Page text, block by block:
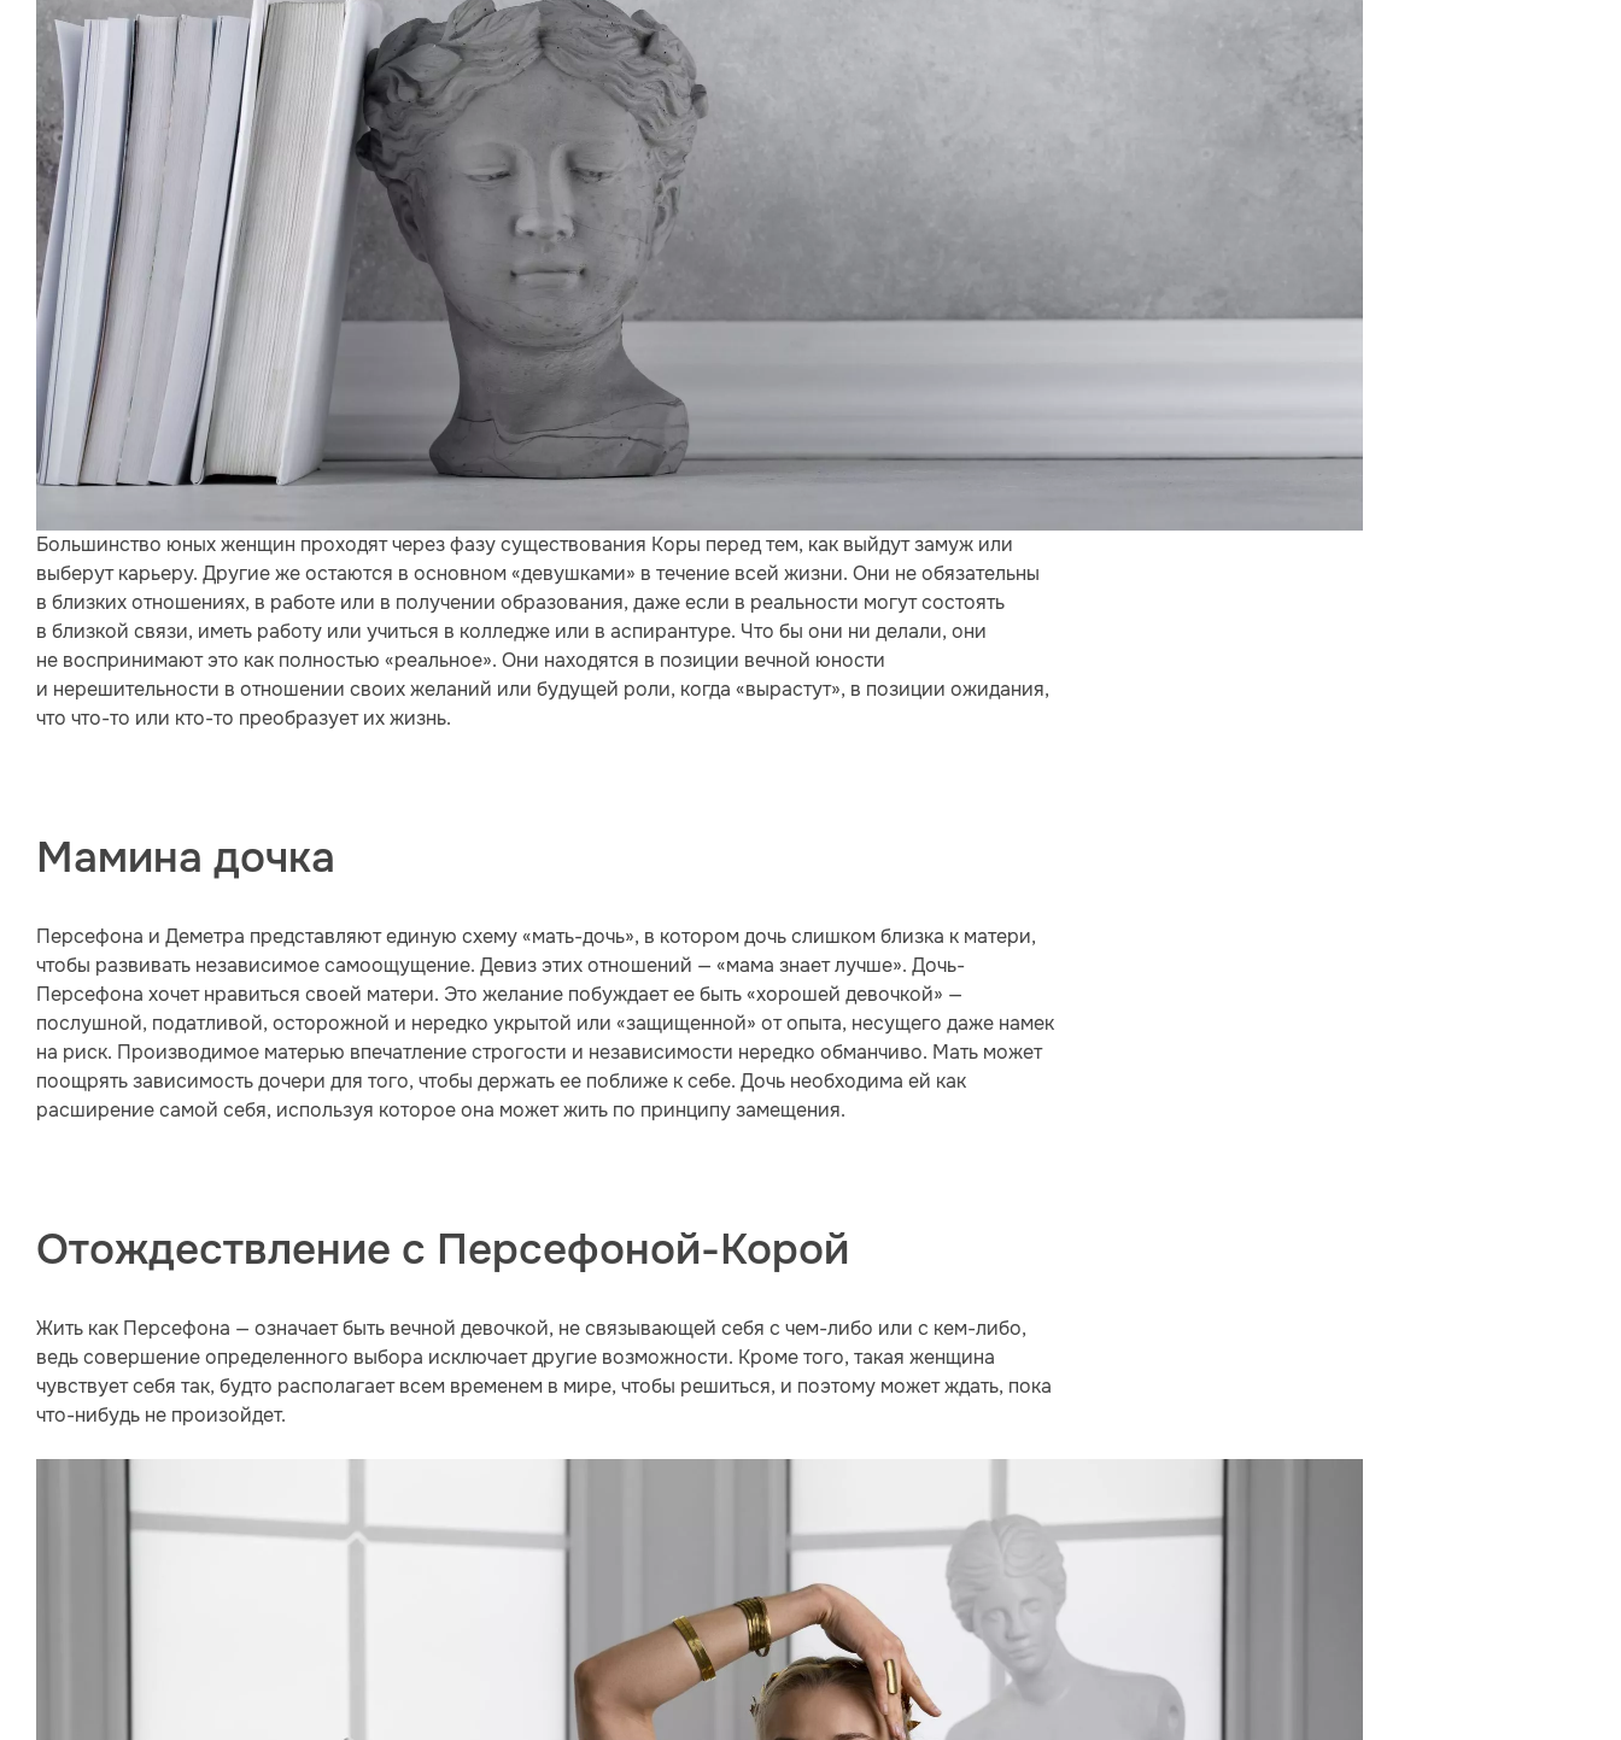
Большинство юных женщин проходят через фазу существования Коры перед тем, как выйдут замуж или
выберут карьеру. Другие же остаются в основном «девушками» в течение всей жизни. Они не обязательны
в близких отношениях, в работе или в получении образования, даже если в реальности могут состоять
в близкой связи, иметь работу или учиться в колледже или в аспирантуре. Что бы они ни делали, они
не воспринимают это как полностью «реальное». Они находятся в позиции вечной юности
и нерешительности в отношении своих желаний или будущей роли, когда «вырастут», в позиции ожидания,
что что-то или кто-то преобразует их жизнь.
Мамина дочка
Персефона и Деметра представляют единую схему «мать-дочь», в котором дочь слишком близка к матери,
чтобы развивать независимое самоощущение. Девиз этих отношений — «мама знает лучше». Дочь-
Персефона хочет нравиться своей матери. Это желание побуждает ее быть «хорошей девочкой» —
послушной, податливой, осторожной и нередко укрытой или «защищенной» от опыта, несущего даже намек
на риск. Производимое матерью впечатление строгости и независимости нередко обманчиво. Мать может
поощрять зависимость дочери для того, чтобы держать ее поближе к себе. Дочь необходима ей как
расширение самой себя, используя которое она может жить по принципу замещения.
Отождествление с Персефоной-Корой
Жить как Персефона — означает быть вечной девочкой, не связывающей себя с чем-либо или с кем-либо,
ведь совершение определенного выбора исключает другие возможности. Кроме того, такая женщина
чувствует себя так, будто располагает всем временем в мире, чтобы решиться, и поэтому может ждать, пока
что-нибудь не произойдет.